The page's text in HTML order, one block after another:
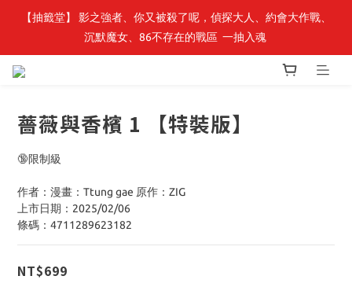
最新開賣🔥「全知讀者視角」 周邊商品
【抽籤堂】 影之強者、你又被殺了呢，偵探大人、約會大作戰、
沉默魔女、86不存在的戰區  一抽入魂
薔薇與香檳 1 【特裝版】
🔞限制級
作者：漫畫：Ttung gae 原作：ZIG
上市日期：2025/02/06
條碼：4711289623182
NT$699